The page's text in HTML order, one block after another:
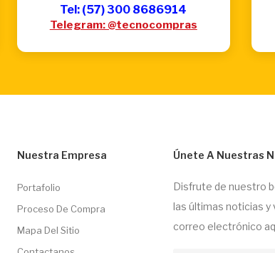
Tel: (57) 300 8686914
Telegram: @tecnocompras
Nuestra Empresa
Portafolio
Proceso De Compra
Mapa Del Sitio
Únete A Nuestras
Disfrute de nuestro
las últimas noticias y
correo electrónico